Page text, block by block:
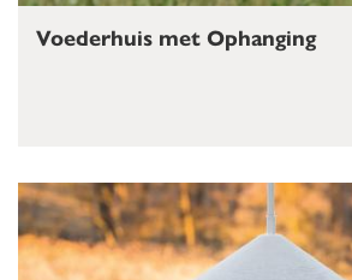
Voederhuis met Ophanging